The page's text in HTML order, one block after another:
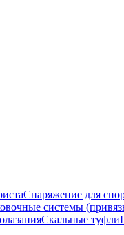
Снаряжение для
системы
Скальные туфли